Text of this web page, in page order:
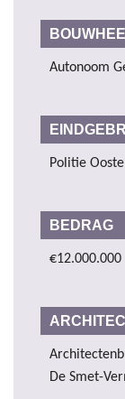
Autonoom
Politie
BEDRAG
€12.000.000
De Smet-